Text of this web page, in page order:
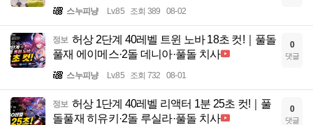
스누피냥 Lv.85 조회 389 08-02
정보 허상 2단계 40레벨 트윈 노바 18초 컷!｜풀돌
풀재 에이메스·2돌 데니아·풀돌 치사
스누피냥 Lv.85 조회 732 08-01
0
댓글
정보 허상 1단계 40레벨 리액터 1분 25초 컷!｜풀
돌풀재 히유키·2돌 루실라·풀돌 치사
0
댓글